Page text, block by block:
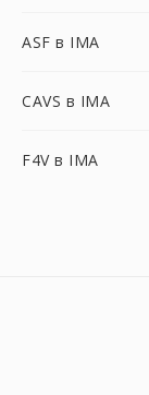
ASF в IMA
CAVS в IMA
F4V в IMA